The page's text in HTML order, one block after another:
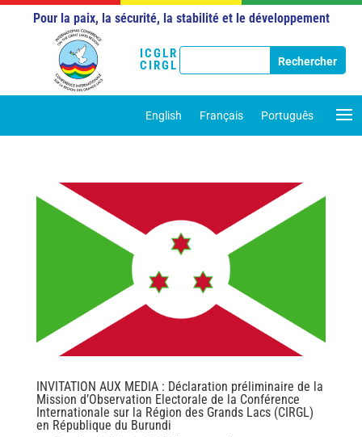
ICGLR
CIRGL
Pour la paix, la sécurité, la stabilité et le développement
English Français Português
INVITATION AUX MEDIA : Déclaration préliminaire de la
Mission d’Observation Electorale de la Conférence
Internationale sur la Région des Grands Lacs (CIRGL)
en République du Burundi